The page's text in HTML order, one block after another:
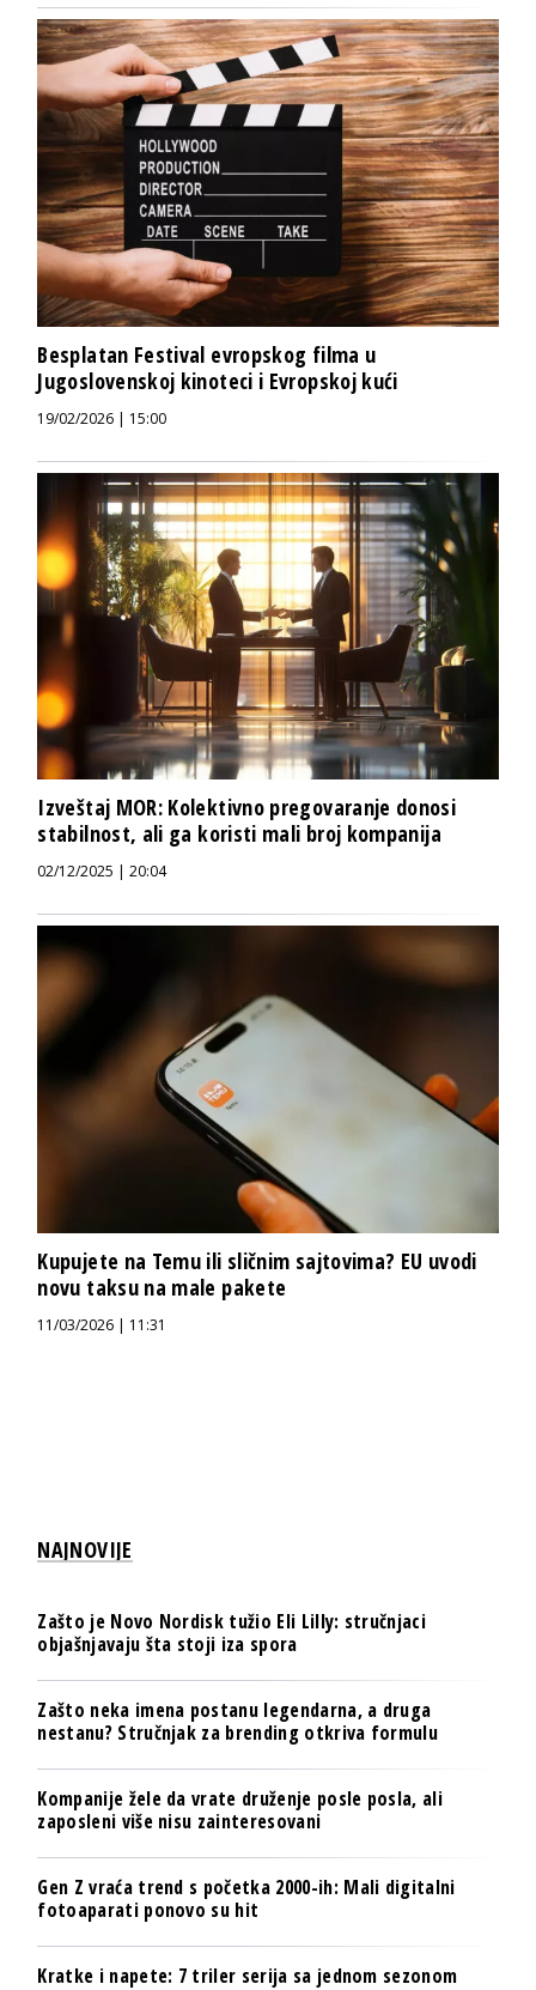
Besplatan Festival evropskog filma u
Jugoslovenskoj kinoteci i Evropskoj kući
19/02/2026 | 15:00
Izveštaj MOR: Kolektivno pregovaranje donosi
stabilnost, ali ga koristi mali broj kompanija
02/12/2025 | 20:04
Kupujete na Temu ili sličnim sajtovima? EU uvodi
novu taksu na male pakete
11/03/2026 | 11:31
NAJNOVIJE
Zašto je Novo Nordisk tužio Eli Lilly: stručnjaci
objašnjavaju šta stoji iza spora
Zašto neka imena postanu legendarna, a druga
nestanu? Stručnjak za brending otkriva formulu
Kompanije žele da vrate druženje posle posla, ali
zaposleni više nisu zainteresovani
Gen Z vraća trend s početka 2000-ih: Mali digitalni
fotoaparati ponovo su hit
Kratke i napete: 7 triler serija sa jednom sezonom